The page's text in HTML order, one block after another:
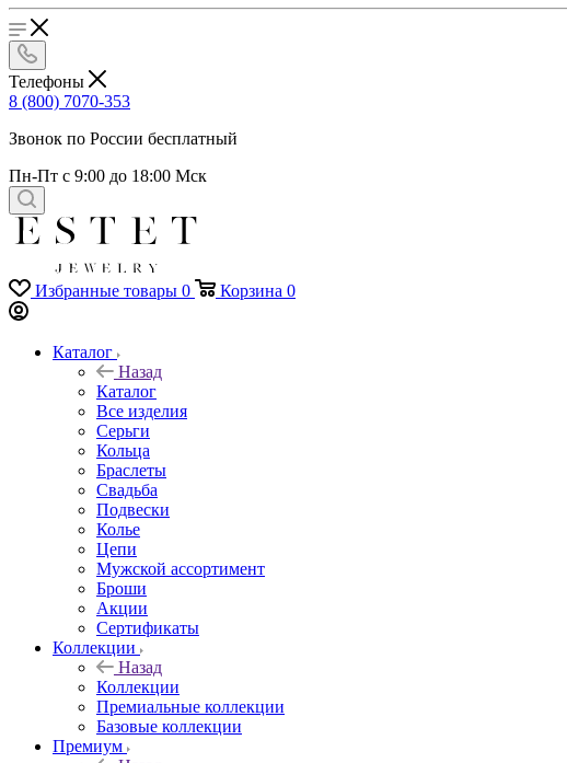
Телефоны
8 (800) 7070-353
Звонок по России бесплатный
Пн-Пт с 9:00 до 18:00 Мск
Избранные товары 0 Корзина 0
Каталог
Назад
Каталог
Все изделия
Серьги
Кольца
Браслеты
Свадьба
Подвески
Колье
Цепи
Мужской ассортимент
Броши
Акции
Сертификаты
Коллекции
Назад
Коллекции
Премиальные коллекции
Базовые коллекции
Премиум